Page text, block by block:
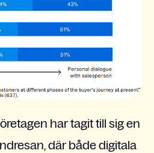
har tagit till sig en
där både digitala